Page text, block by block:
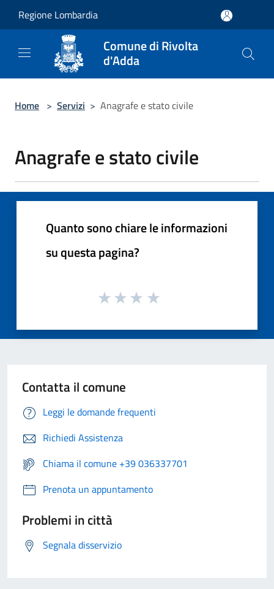
Regione Lombardia
Comune di Rivolta
d'Adda
Home > Servizi > Anagrafe e stato civile
Anagrafe e stato civile
Quanto sono chiare le informazioni
su questa pagina?
Contatta il comune
Leggi le domande frequenti
Richiedi Assistenza
Chiama il comune +39 036337701
Prenota un appuntamento
Problemi in città
Segnala disservizio